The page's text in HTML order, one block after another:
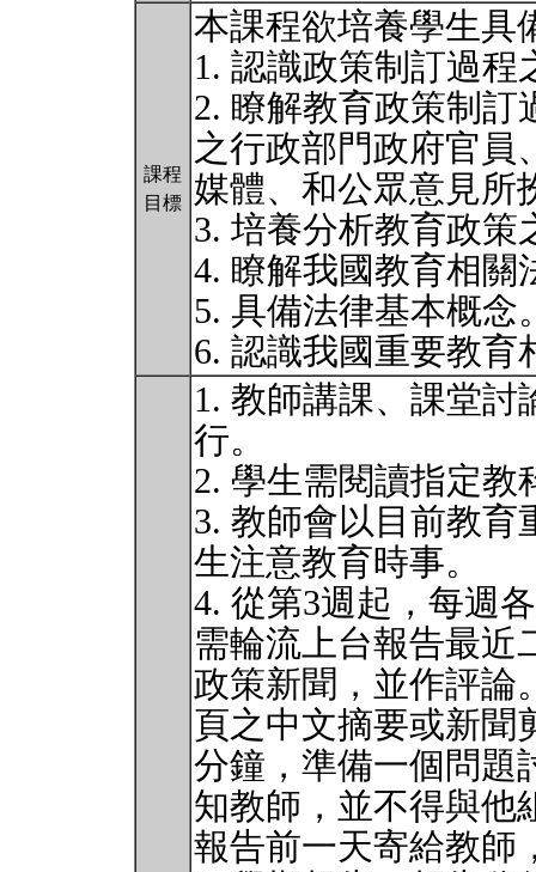
課程
目標
本課程欲培養學生具
1. 認識政策制訂過程
2. 瞭解教育政策制訂
之行政部門政府官員
媒體、和公眾意見所
3. 培養分析教育政策
4. 瞭解我國教育相關
5. 具備法律基本概念
6. 認識我國重要教
1. 教師講課、課堂
行。
2. 學生需閱讀指定教
3. 教師會以目前教育
生注意教育時事。
4. 從第3週起，每週
需輪流上台報告最近
政策新聞，並作評論
頁之中文摘要或新聞
分鐘，準備一個問題
知教師，並不得與他
報告前一天寄給教師